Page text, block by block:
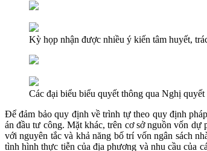
Kỳ họp nhận được nhiều ý kiến tâm huyết,
Các đại biểu biểu quyết thông qua Nghị quyết
Để đảm bảo quy định về trình tự theo quy định
án đầu tư công. Mặt khác, trên cơ sở nguồn vốn
với nguyên tắc và khả năng bố trí vốn ngân sách
tình hình thực tiễn của địa phương và nhu cầu của